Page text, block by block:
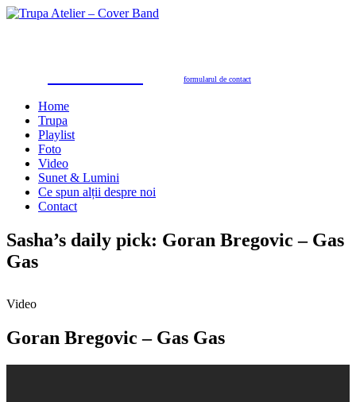
formularul de contact
Home
Trupa
Playlist
Foto
Video
Sunet & Lumini
Ce spun alții despre noi
Contact
Sasha’s daily pick: Goran Bregovic – Gas
Gas
Video
Goran Bregovic – Gas Gas